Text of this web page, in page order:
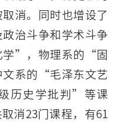
消。同时也增设了
治斗争和学术斗争
学”，物理系的“固
系的“毛泽东文艺
历史学批判”等课
消23门课程，有61